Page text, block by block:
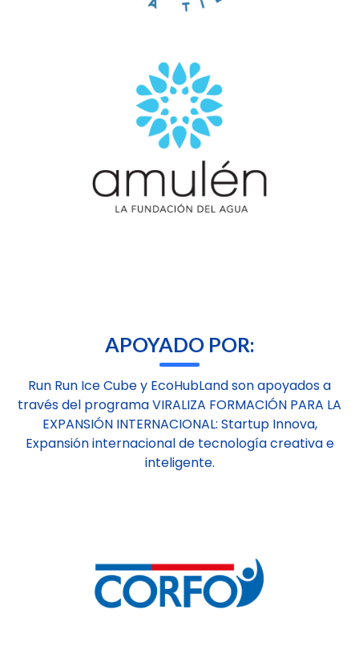
APOYADO POR:
Run Run Ice Cube y EcoHubLand son apoyados a
través del programa VIRALIZA FORMACIÓN PARA LA
EXPANSIÓN INTERNACIONAL: Startup Innova,
Expansión internacional de tecnología creativa e
inteligente.